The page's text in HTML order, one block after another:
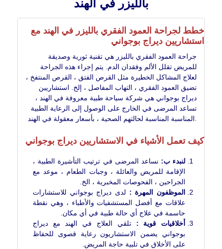
بالليزر في الهند
خطط لجراحة العمود الفقري بالليزر في الهند مع
استشاريين ديراج بوجواني
جراحة العمود الفقري بالليزر هي تقنية ثورية وصديقة
للمريض تقلل الألم وفقدان الدم. يتم إجراء هذه الجراحة
لعلاج المشاكل الخطيرة مثل القرص الفتق ، القرص المنتفخ ،
تضيق العمود الفقري ، التهاب المفاصل ، إلخ. استشاريين
ديراج بوجواني هي شركة سياحة طبية معروفة في الهند ،
تساعد المرضى في الخارج على الوصول إلى الرعاية الطبية
كيف تعمل الأشياء في الاستشاريين ديراج بوجواني
لنبدء ب: نساعد المرضى في ترتيب التأشيرة الطبية ،
الإقامة للمريض والعائلة ، وجبات الطعام ، موعد مع
الجراحين ، الفحوصات المخبرية ، الخ.
الموظفون المهرة : لدى ديراج بوجواني للاستشارات
علاقات مع أفضل المستشفيات والأطباء ، وهي نقطة
حاسمة في علاج أي حالة طبية في أي مكان.
أخلاقيات قوية :تلقي العلاج في الهند مع ديراج
بوجواني يضمن الاستشاريون رعاية قصوى للحفاظ
على الأخلاق في تلبية حاجة المريض.